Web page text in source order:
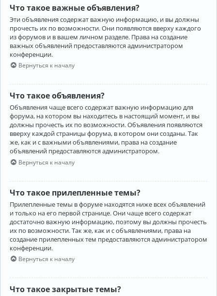
Что такое важные объявления?
Эти объявления содержат важную информацию, и вы должны
прочесть их по возможности. Они появляются вверху каждого
из форумов и в вашем личном разделе. Права на создание
важных объявлений предоставляются администратором
конференции.
Вернуться к началу
Что такое объявления?
Объявления чаще всего содержат важную информацию для
форума, на котором вы находитесь в настоящий момент, и вы
должны прочесть их по возможности. Объявления появляются
вверху каждой страницы форума, в котором они созданы. Так
же, как и с важными объявлениями, права на создание
объявлений предоставляются администратором.
Вернуться к началу
Что такое прилепленные темы?
Прилепленные темы в форуме находятся ниже всех объявлений
и только на его первой странице. Они чаще всего содержат
достаточно важную информацию, поэтому вы должны прочесть
их по возможности. Так же, как и с объявлениями, права на
создание прилепленных тем предоставляются администратором
конференции.
Вернуться к началу
Что такое закрытые темы?